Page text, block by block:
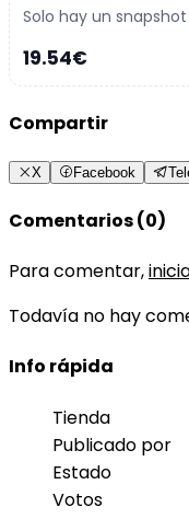
Solo hay un
19.54€
Compartir
X Facebook
Comentarios (0)
Para comentar,
Todavía no hay
Info rápida
Tienda
Publicado por
Estado
Votos